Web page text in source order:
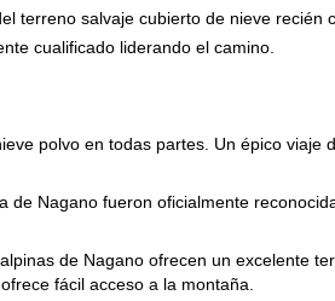
terreno salvaje cubierto de nieve recién
cualificado liderando el camino.
polvo en todas partes. Un épico
de Nagano fueron oficialmente
de Nagano ofrecen un excelente
fácil acceso a la montaña.